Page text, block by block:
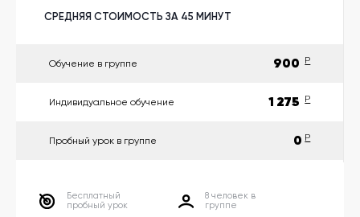
язык
Выбрать
кабинет
Помочь
СРЕДНЯЯ СТОИМОСТЬ ЗА 45 МИНУТ
Обучение в группе 900 P
Индивидуальное обучение 1 275 P
Пробный урок в группе 0 P
Бесплатный
пробный урок
8 человек в
группе